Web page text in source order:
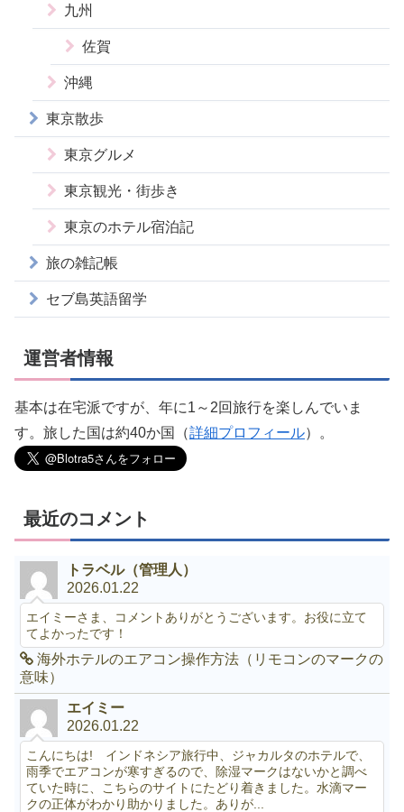
九州
佐賀
沖縄
東京散歩
東京グルメ
東京観光・街歩き
東京のホテル宿泊記
旅の雑記帳
セブ島英語留学
運営者情報
基本は在宅派ですが、年に1～2回旅行を楽しんでいま
す。旅した国は約40か国（詳細プロフィール）。
最近のコメント
トラベル（管理人）
2026.01.22
エイミーさま、コメントありがとうございます。お役に立て
てよかったです！
海外ホテルのエアコン操作方法（リモコンのマークの
意味）
エイミー
2026.01.22
こんにちは! インドネシア旅行中、ジャカルタのホテルで、
雨季でエアコンが寒すぎるので、除湿マークはないかと調べ
ていた時に、こちらのサイトにたどり着きました。水滴マー
クの正体がわかり助かりました。ありが...